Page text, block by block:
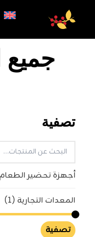
جميع
تصفية
أجهزة تحضير الطعام(1)
المعدات التجارية(1)
تصفية